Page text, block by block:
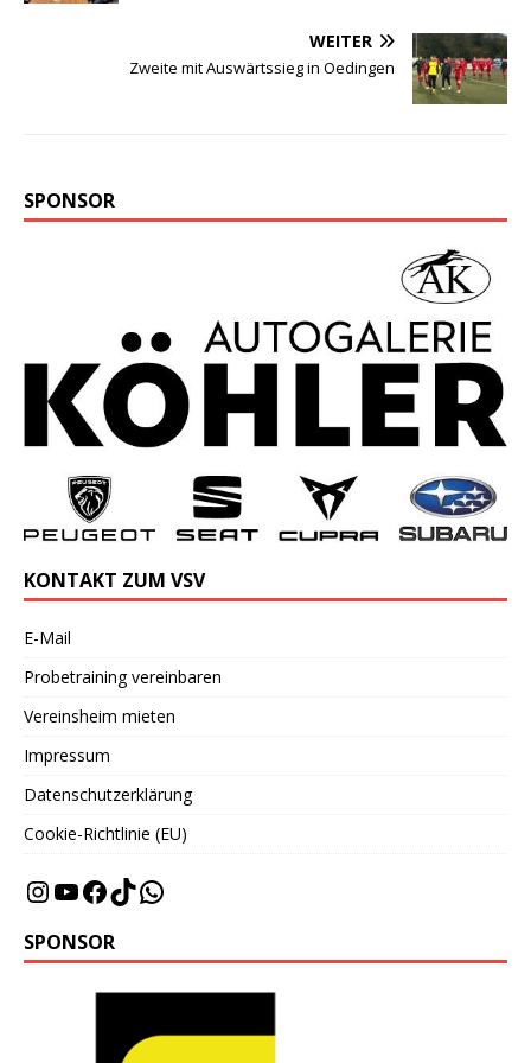
WEITER
Zweite mit Auswärtssieg in Oedingen
SPONSOR
KONTAKT ZUM VSV
E-Mail
Probetraining vereinbaren
Vereinsheim mieten
Impressum
Datenschutzerklärung
Cookie-Richtlinie (EU)
SPONSOR